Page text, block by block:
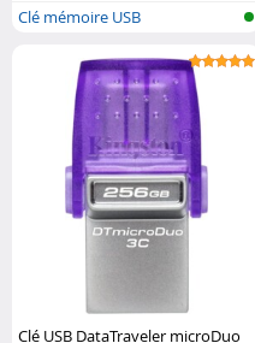
Clé mémoire USB
Clé USB DataTraveler microDuo